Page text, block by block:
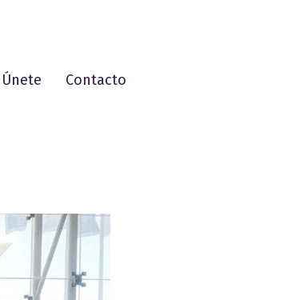
Únete Contacto